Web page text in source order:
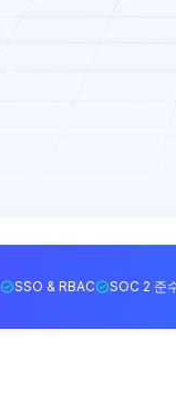
SSO & RBAC SOC 2 준